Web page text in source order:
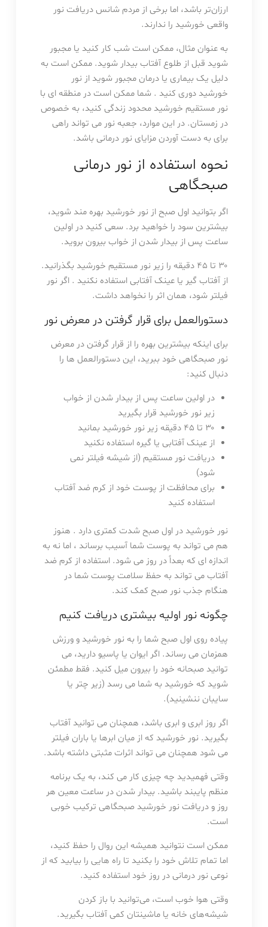
ارزان‌تر باشد، اما برخی از مردم شانس دریافت نور
واقعی خورشید را ندارند.
به عنوان مثال، ممکن است شب کار کنید یا مجبور
شوید قبل از طلوع آفتاب بیدار شوید. ممکن است به
دلیل یک بیماری یا درمان مجبور شوید از نور
خورشید دوری کنید . شما ممکن است در منطقه ای با
نور مستقیم خورشید محدود زندگی کنید، به خصوص
در زمستان. در این موارد، جعبه نور می تواند راهی
برای به دست آوردن مزایای نور درمانی باشد.
نحوه استفاده از نور درمانی
صبحگاهی
اگر بتوانید اول صبح از نور خورشید بهره مند شوید،
بیشترین سود را خواهید برد. سعی کنید در اولین
ساعت پس از بیدار شدن از خواب بیرون بروید.
۳۰ تا ۴۵ دقیقه را زیر نور مستقیم خورشید بگذرانید.
از آفتاب گیر یا عینک آفتابی استفاده نکنید . اگر نور
فیلتر شود، همان اثر را نخواهد داشت.
دستورالعمل برای قرار گرفتن در معرض نور
برای اینکه بیشترین بهره را از قرار گرفتن در معرض
نور صبحگاهی خود ببرید، این دستورالعمل ها را
دنبال کنید:
در اولین ساعت پس از بیدار شدن از خواب
زیر نور خورشید قرار بگیرید
۳۰ تا ۴۵ دقیقه زیر نور خورشید بمانید
از عینک آفتابی یا گیره استفاده نکنید
دریافت نور مستقیم (از شیشه فیلتر نمی
شود)
برای محافظت از پوست خود از کرم ضد آفتاب
استفاده کنید
نور خورشید در اول صبح شدت کمتری دارد . هنوز
هم می تواند به پوست شما آسیب برساند ، اما نه به
اندازه ای که بعداً در روز می شود. استفاده از کرم ضد
آفتاب می تواند به حفظ سلامت پوست شما در
هنگام جذب نور صبح کمک کند.
چگونه نور اولیه بیشتری دریافت کنیم
پیاده روی اول صبح شما را به نور خورشید و ورزش
همزمان می رساند. اگر ایوان یا پاسیو دارید، می
توانید صبحانه خود را بیرون میل کنید. فقط مطمئن
شوید که خورشید به شما می رسد (زیر چتر یا
سایبان ننشینید).
اگر روز ابری و ابری باشد، همچنان می توانید آفتاب
بگیرید. نور خورشید که از میان ابرها یا باران فیلتر
می شود همچنان می تواند اثرات مثبتی داشته باشد.
وقتی فهمیدید چه چیزی کار می کند، به یک برنامه
منظم پایبند باشید. بیدار شدن در ساعت معین هر
روز و دریافت نور خورشید صبحگاهی ترکیب خوبی
است.
ممکن است نتوانید همیشه این روال را حفظ کنید،
اما تمام تلاش خود را بکنید تا راه هایی را بیابید که از
نوعی نور درمانی در روز خود استفاده کنید.
وقتی هوا خوب است، می‌توانید با باز کردن
شیشه‌های خانه یا ماشینتان کمی آفتاب بگیرید.